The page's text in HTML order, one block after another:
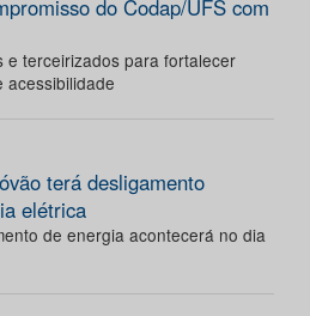
do Codap/UFS com
e terceirizados para fortalecer
acessibilidade
terá desligamento
elétrica
de energia acontecerá no dia